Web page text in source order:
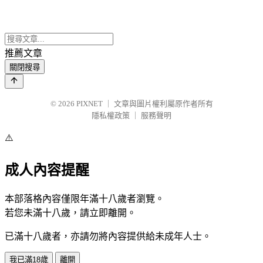
推薦文章
關閉搜尋
© 2026 PIXNET
文章與圖片權利屬原作者所有
隱私權政策
服務聲明
⚠️
成人內容提醒
本部落格內容僅限年滿十八歲者瀏覽。
若您未滿十八歲，請立即離開。
已滿十八歲者，亦請勿將內容提供給未成年人士。
我已滿18歲 離開